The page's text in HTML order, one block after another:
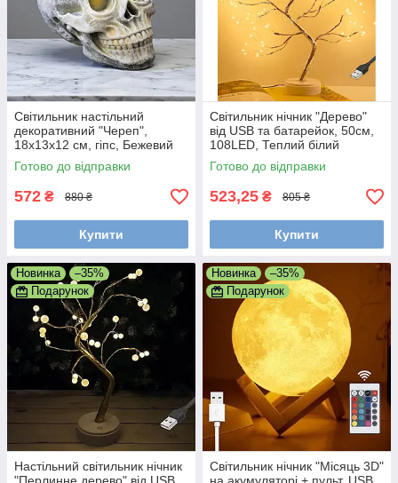
Світильник настільний
декоративний "Череп",
18x13x12 см, гіпс, Бежевий
(Прикраси для Хелловіну)
Готово до відправки
572 ₴ 880 ₴
Купити
Світильник нічник "Дерево"
від USB та батарейок, 50см,
108LED, Теплий білий
Готово до відправки
523,25 ₴ 805 ₴
Купити
Новинка
–35%
Подарунок
Настільний світильник нічник
Новинка
–35%
Подарунок
Світильник нічник "Місяць 3D"